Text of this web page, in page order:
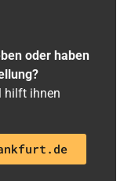
oder haben
hilft ihnen